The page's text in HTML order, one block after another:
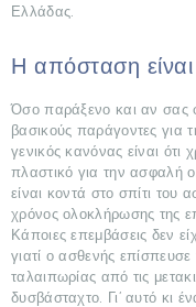
ΑΡΧΙΚΉ
Ελλάδας.
Η απόσταση
Όσο παράξενο και αν σας
βασικούς παράγοντες για
γενικός κανόνας είναι ότι
πλαστικό για την ασφαλή
είναι κοντά στο σπίτι του
χρόνος ολοκλήρωσης της
Κάποιες επεμβάσεις δεν
γιατί ο ασθενής επίσπευσε
ταλαιπωρίας από τις
δυσβάσταχτο. Γι’ αυτό κι